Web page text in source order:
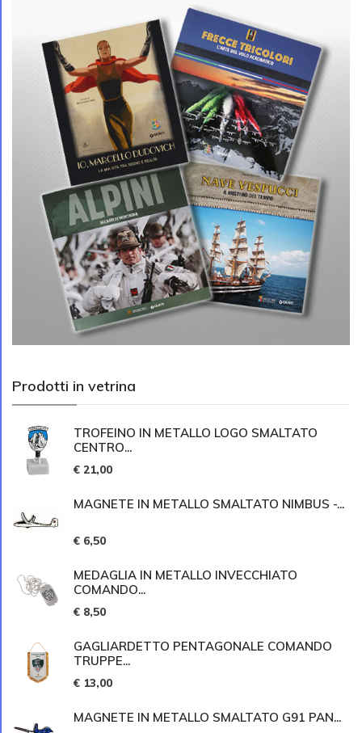
Prodotti in vetrina
TROFEINO IN METALLO LOGO SMALTATO
CENTRO...
€ 21,00
MAGNETE IN METALLO SMALTATO NIMBUS -...
€ 6,50
MEDAGLIA IN METALLO INVECCHIATO
COMANDO...
€ 8,50
GAGLIARDETTO PENTAGONALE COMANDO
TRUPPE...
€ 13,00
MAGNETE IN METALLO SMALTATO G91 PAN...